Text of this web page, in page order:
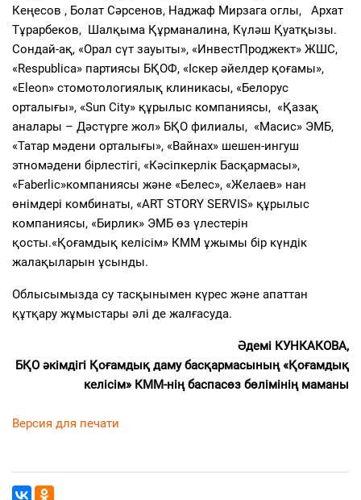
Кеңесов , Болат Сәрсенов, Наджаф Мирзага оглы, Архат
Тұрарбеков, Шалқыма Құрманалина, Күләш Қуатқызы.
Сондай-ақ, «Орал сүт зауыты», «ИнвестПроджект» ЖШС,
«Respublica» партиясы БҚОФ, «Іскер әйелдер қоғамы»,
«Eleon» стомотологиялық клиникасы, «Белорус
орталығы», «Sun City» құрылыс компаниясы, «Қазақ
аналары – Дәстүрге жол» БҚО филиалы, «Масис» ЭМБ,
«Татар мәдени орталығы», «Вайнах» шешен-ингуш
этномәдени бірлестігі, «Кәсіпкерлік Басқармасы»,
«Faberlic»компаниясы және «Белес», «Желаев» нан
өнімдері комбинаты, «ART STORY SERVIS» құрылыс
компаниясы, «Бирлик» ЭМБ өз үлестерін
қосты.«Қоғамдық келісім» КММ ұжымы бір күндік
жалақыларын ұсынды.
Облысымызда су тасқынымен күрес және апаттан
құтқару жұмыстары әлі де жалғасуда.
Әдемі КУНКАКОВА,
БҚО әкімдігі Қоғамдық даму басқармасының «Қоғамдық
келісім» КММ-нің баспасөз бөлімінің маманы
Версия для печати